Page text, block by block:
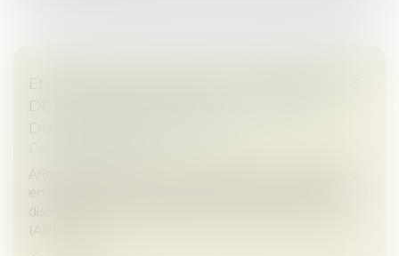
ENTREPRISES EN DIFFICULTÉ : BÉNÉFICIEZ
DE L’ACTIVITÉ PARTIELLE DE LONGUE
DURÉE REBOND (APLD-R)
Afin de protéger l’emploi des salariés des entreprises
en difficulté, la loi de finances pour 2025 introduit le
dispositif d'activité partielle de longue durée rebond
(APLD-R)....